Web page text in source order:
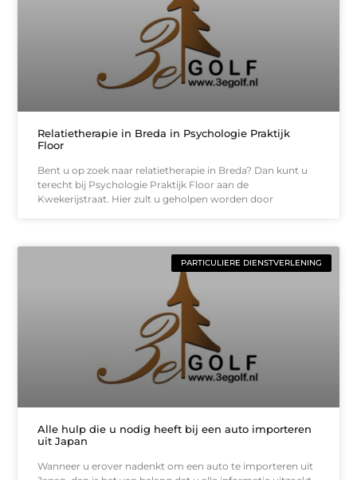
Relatietherapie in Breda in Psychologie Praktijk
Floor
Bent u op zoek naar relatietherapie in Breda? Dan kunt u
terecht bij Psychologie Praktijk Floor aan de
Kwekerijstraat. Hier zult u geholpen worden door
PARTICULIERE DIENSTVERLENING
Alle hulp die u nodig heeft bij een auto importeren
uit Japan
Wanneer u erover nadenkt om een auto te importeren uit